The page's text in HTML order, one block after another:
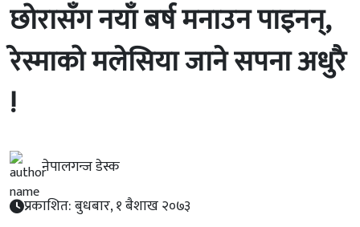
छोरासँग नयाँ बर्ष मनाउन पाइनन्,
रेस्माको मलेसिया जाने सपना अधुरै
!
नेपालगन्ज डेस्क
प्रकाशित: बुधबार, १ बैशाख २०७३